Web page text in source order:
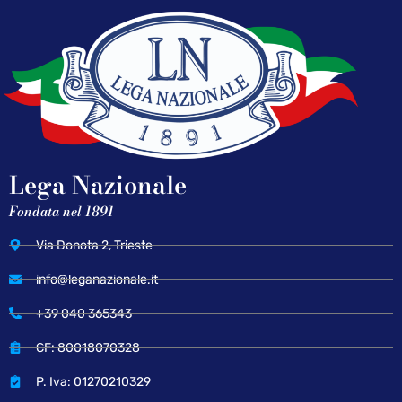
Lega Nazionale
Fondata nel 1891
Via Donota 2, Trieste
info@leganazionale.it
+39 040 365343
CF: 80018070328
P. Iva: 01270210329